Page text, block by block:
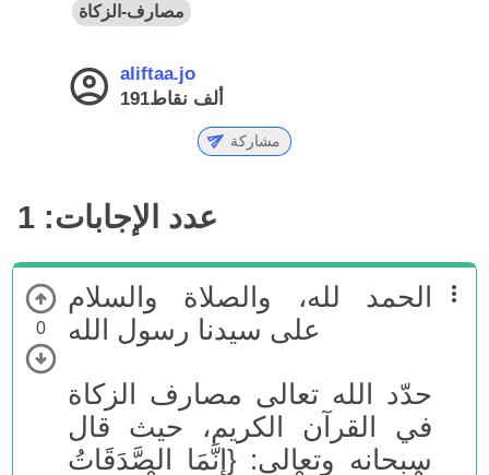
مصارف-الزكاة
aliftaa.jo
191ألف نقاط
مشاركة
عدد الإجابات: 1
0
الحمد لله، والصلاة والسلام
على سيدنا رسول الله
حدّد الله تعالى مصارف الزكاة
في القرآن الكريم، حيث قال
سبحانه وتعالى: {إِنَّمَا الصَّدَقَاتُ